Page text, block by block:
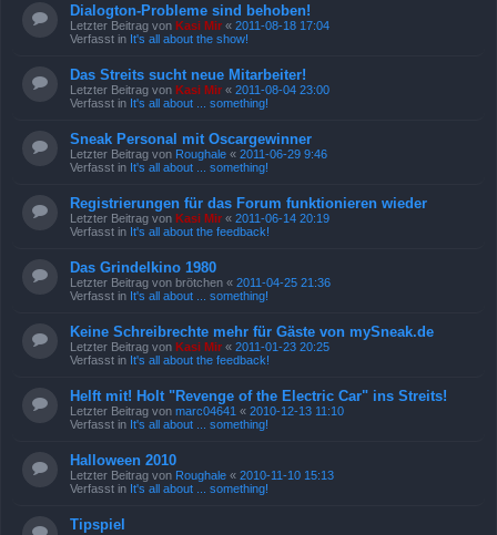
Dialogton-Probleme sind behoben!
Letzter Beitrag von Kasi Mir « 2011-08-18 17:04
Verfasst in It's all about the show!
Das Streits sucht neue Mitarbeiter!
Letzter Beitrag von Kasi Mir « 2011-08-04 23:00
Verfasst in It's all about ... something!
Sneak Personal mit Oscargewinner
Letzter Beitrag von Roughale « 2011-06-29 9:46
Verfasst in It's all about ... something!
Registrierungen für das Forum funktionieren wieder
Letzter Beitrag von Kasi Mir « 2011-06-14 20:19
Verfasst in It's all about the feedback!
Das Grindelkino 1980
Letzter Beitrag von brötchen « 2011-04-25 21:36
Verfasst in It's all about ... something!
Keine Schreibrechte mehr für Gäste von mySneak.de
Letzter Beitrag von Kasi Mir « 2011-01-23 20:25
Verfasst in It's all about the feedback!
Helft mit! Holt "Revenge of the Electric Car" ins Streits!
Letzter Beitrag von marc04641 « 2010-12-13 11:10
Verfasst in It's all about ... something!
Halloween 2010
Letzter Beitrag von Roughale « 2010-11-10 15:13
Verfasst in It's all about ... something!
Tipspiel